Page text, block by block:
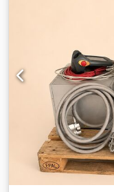
Achsen: 6
Montage Gewicht
Herstellungsjahr
(m): 14 Teach-
Pendants (m): 15